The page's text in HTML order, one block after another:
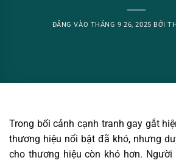
ĐĂNG VÀO THÁNG 9 26, 2025 BỞI
Trong bối cảnh cạnh tranh gay gắt
thương hiệu nổi bật đã khó, nhưng
cho thương hiệu còn khó hơn.